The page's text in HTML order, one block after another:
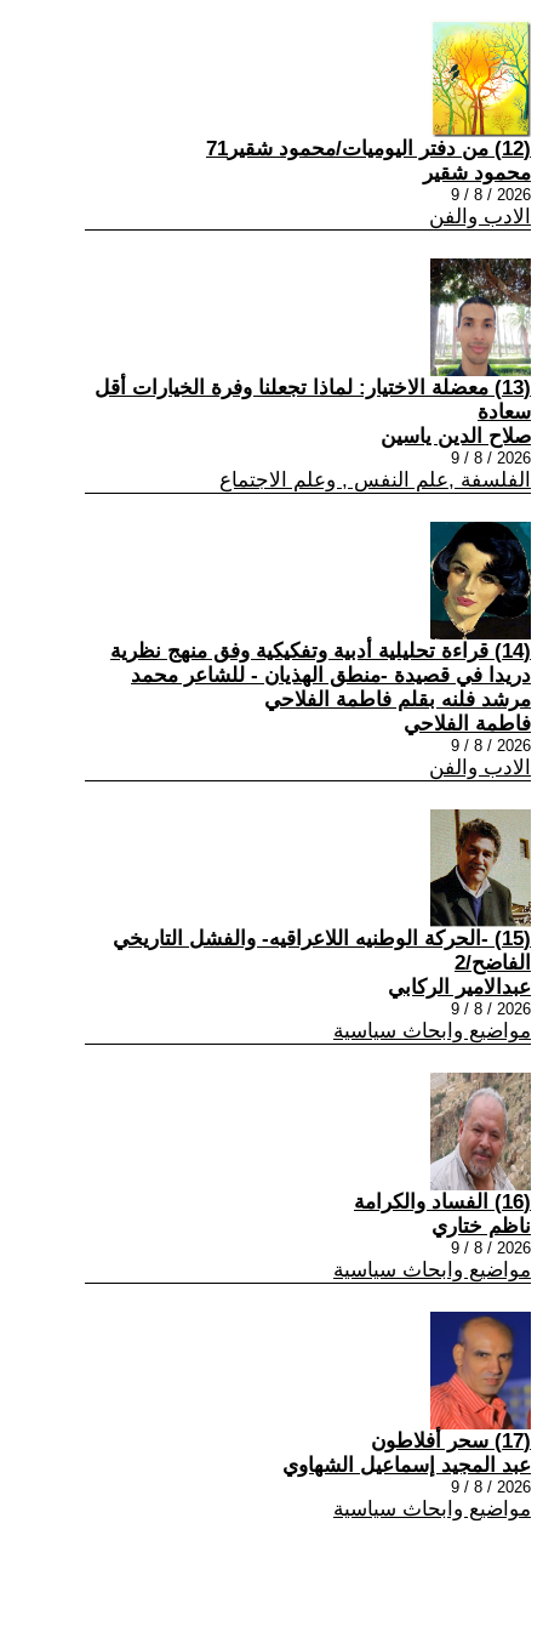
(12) من دفتر اليوميات/محمود شقير71
محمود شقير
2026 / 8 / 9
الادب والفن
(13) معضلة الاختيار: لماذا تجعلنا وفرة الخيارات أقل
سعادة
صلاح الدين ياسين
2026 / 8 / 9
الفلسفة ,علم النفس , وعلم الاجتماع
(14) قراءة تحليلية أدبية وتفكيكية وفق منهج نظرية
دريدا في قصيدة -منطق الهذيان - للشاعر محمد
مرشد فلنه بقلم فاطمة الفلاحي
فاطمة الفلاحي
2026 / 8 / 9
الادب والفن
(15) -الحركة الوطنيه اللاعراقيه- والفشل التاريخي
الفاضح/2
عبدالامير الركابي
2026 / 8 / 9
مواضيع وابحاث سياسية
(16) الفساد والكرامة
ناظم ختاري
2026 / 8 / 9
مواضيع وابحاث سياسية
(17) سحر أفلاطون
عبد المجيد إسماعيل الشهاوي
2026 / 8 / 9
مواضيع وابحاث سياسية